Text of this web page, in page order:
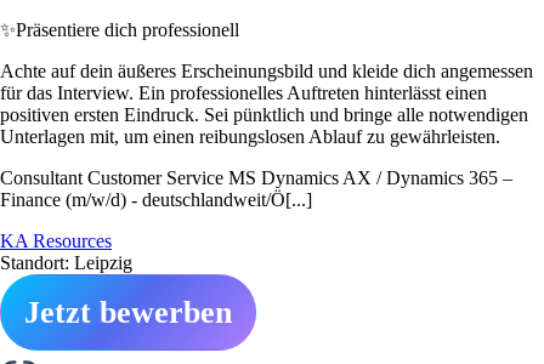
✨Präsentiere dich professionell
Achte auf dein äußeres Erscheinungsbild und kleide dich angemessen
für das Interview. Ein professionelles Auftreten hinterlässt einen
positiven ersten Eindruck. Sei pünktlich und bringe alle notwendigen
Unterlagen mit, um einen reibungslosen Ablauf zu gewährleisten.
Consultant Customer Service MS Dynamics AX / Dynamics 365 –
Finance (m/w/d) - deutschlandweit/Ö[...]
KA Resources
Standort: Leipzig
Jetzt bewerben